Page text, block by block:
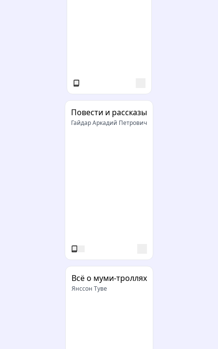
Повести и рассказы
Гайдар Аркадий Петрович
Всё о муми-троллях
Янссон Туве